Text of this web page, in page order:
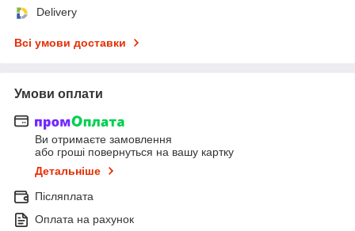
Delivery
Всі умови доставки
Умови оплати
Ви отримаєте замовлення
або гроші повернуться на вашу картку
Детальніше
Післяплата
Оплата на рахунок